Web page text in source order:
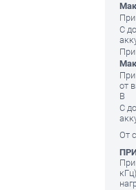
С
При
от
В
С
От